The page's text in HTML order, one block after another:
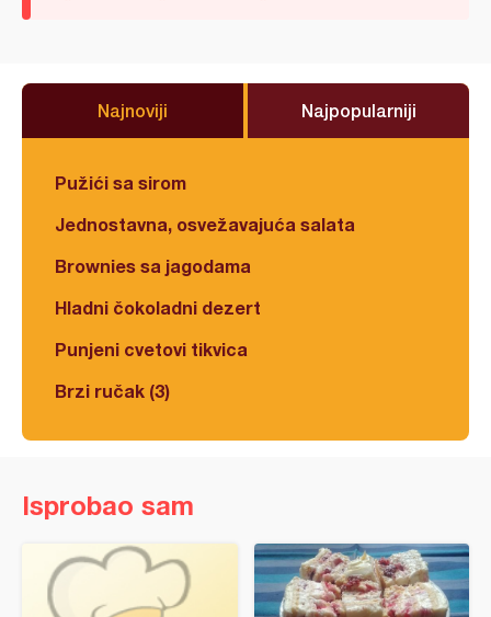
Najnoviji Najpopularniji
Pužići sa sirom
Jednostavna, osvežavajuća salata
Brownies sa jagodama
Hladni čokoladni dezert
Punjeni cvetovi tikvica
Brzi ručak (3)
Isprobao sam